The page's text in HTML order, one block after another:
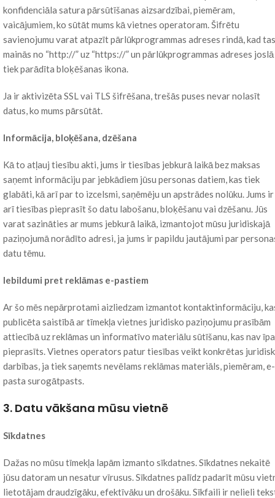
konfidenciāla satura pārsūtīšanas aizsardzībai, piemēram,
vaicājumiem, ko sūtāt mums kā vietnes operatoram. Šifrētu
savienojumu varat atpazīt pārlūkprogrammas adreses rindā, kad tas
mainās no “http://” uz “https://” un pārlūkprogrammas adreses joslā
tiek parādīta bloķēšanas ikona.
Ja ir aktivizēta SSL vai TLS šifrēšana, trešās puses nevar nolasīt
datus, ko mums pārsūtāt.
Informācija, bloķēšana, dzēšana
Kā to atļauj tiesību akti, jums ir tiesības jebkurā laikā bez maksas
saņemt informāciju par jebkādiem jūsu personas datiem, kas tiek
glabāti, kā arī par to izcelsmi, saņēmēju un apstrādes nolūku. Jums ir
arī tiesības pieprasīt šo datu labošanu, bloķēšanu vai dzēšanu. Jūs
varat sazināties ar mums jebkurā laikā, izmantojot mūsu juridiskajā
paziņojumā norādīto adresi, ja jums ir papildu jautājumi par
datu tēmu.
Iebildumi pret reklāmas e-pastiem
Ar šo mēs nepārprotami aizliedzam izmantot kontaktinformāciju,
publicēta saistībā ar tīmekļa vietnes juridisko paziņojumu prasībām
attiecībā uz reklāmas un informatīvo materiālu sūtīšanu, kas nav
pieprasīts. Vietnes operators patur tiesības veikt konkrētas
darbības, ja tiek saņemts nevēlams reklāmas materiāls, piemēram, e-
pasta surogātpasts.
3. Datu vākšana mūsu vietnē
Sīkdatnes
Dažas no mūsu tīmekļa lapām izmanto sīkdatnes. Sīkdatnes nekaitē
jūsu datoram un nesatur vīrusus. Sīkdatnes palīdz padarīt mūsu
lietotājam draudzīgāku, efektīvāku un drošāku. Sīkfaili ir nelieli